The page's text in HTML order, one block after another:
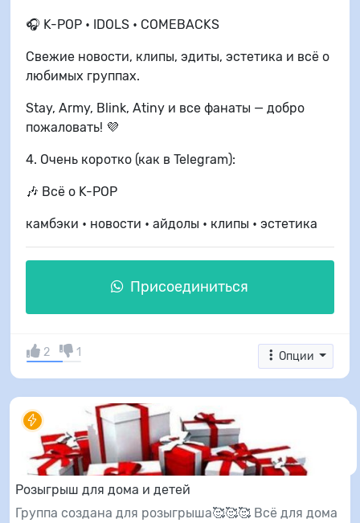
🎧 K-POP • IDOLS • COMEBACKS
Свежие новости, клипы, эдиты, эстетика и всё о
любимых группах.
Stay, Army, Blink, Atiny и все фанаты — добро
пожаловать! 💜
4. Очень коротко (как в Telegram):
🎶 Всё о K-POP
камбэки • новости • айдолы • клипы • эстетика
Присоединиться
Опции
2 1
Розыгрыш для дома и детей
Группа создана для розыгрыша🥰🥰🥰 Всё для дома